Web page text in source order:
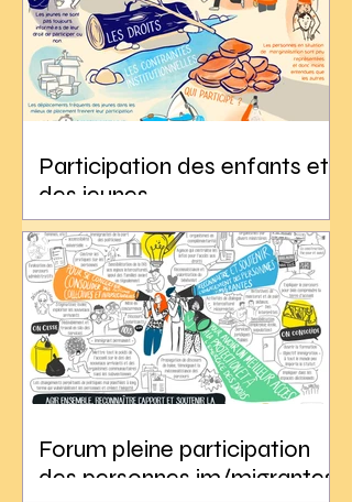
Participation des enfants et
des jeunes
Forum pleine participation
des personnes im/migrantes